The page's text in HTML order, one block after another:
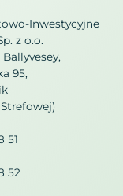
Inwestycyjne
z o.o.
95,
51
52